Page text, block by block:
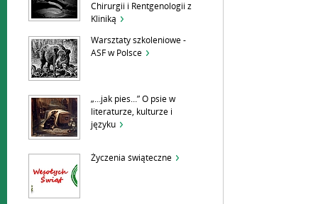
Chirurgii i Rentgenologii z
Kliniką
Warsztaty szkoleniowe -
ASF w Polsce
„…jak pies…” O psie w
literaturze, kulturze i
języku
Życzenia świąteczne